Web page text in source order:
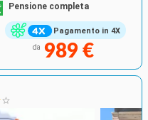
Pagamento in 4X
Pensione completa
da 989 €